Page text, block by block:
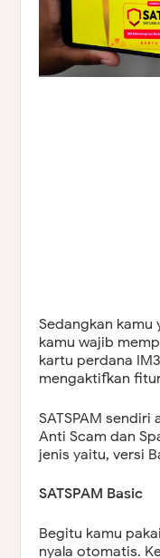
Sedangkan kamu
kamu wajib
kartu perdana
mengaktifkan
SATSPAM
Anti Scam dan
jenis yaitu, versi
SATSPAM Basic
Begitu kamu
nyala otomatis.